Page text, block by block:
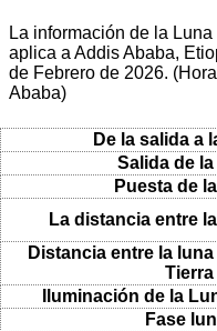
La información de la
aplica a Addis Ababa,
de Febrero de 2026.
Ababa)
De la salida a
Salida de
Puesta de
La distancia entre
Distancia entre la
Tierra
Iluminación de la
Fase